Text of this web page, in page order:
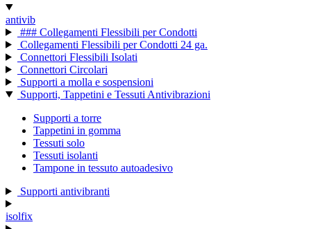
antivib
### Collegamenti Flessibili per Condotti
Collegamenti Flessibili per Condotti 24 ga.
Connettori Flessibili Isolati
Connettori Circolari
Supporti a molla e sospensioni
Supporti, Tappetini e Tessuti Antivibrazioni
Supporti a torre
Tappetini in gomma
Tessuti solo
Tessuti isolanti
Tampone in tessuto autoadesivo
Supporti antivibranti
isolfix